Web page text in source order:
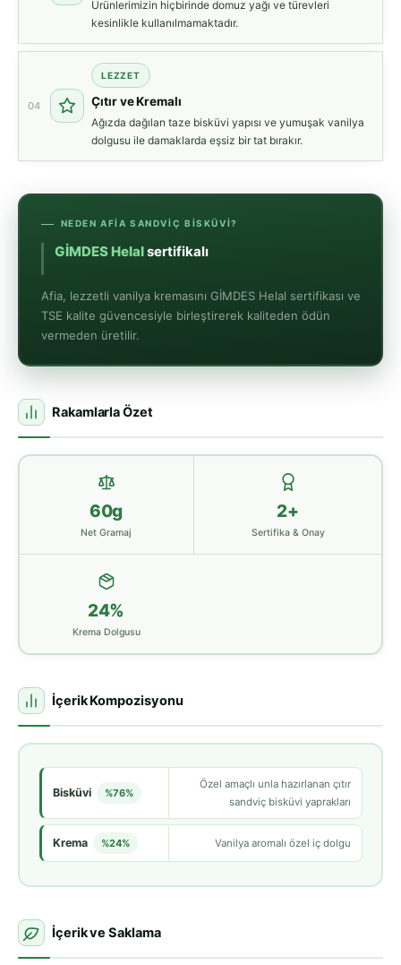
Ürünlerimizin hiçbirinde domuz yağı ve türevleri
kesinlikle kullanılmamaktadır.
04
LEZZET
Çıtır ve Kremalı
Ağızda dağılan taze bisküvi yapısı ve yumuşak vanilya
dolgusu ile damaklarda eşsiz bir tat bırakır.
NEDEN AFIA SANDVIÇ BISKÜVI?
G
Afia, lezzetli vanilya kremasını GİMDES Helal sertifikası ve
TSE kalite güvencesiyle birleştirerek kaliteden ödün
vermeden üretilir.
Rakamlarla Özet
60g
Net Gramaj
2+
Sertifika & Onay
24%
Krema Dolgusu
İçerik Kompozisyonu
Bisküvi %76%
Özel amaçlı unla hazırlanan çıtır
sandviç bisküvi yaprakları
Krema %24% Vanilya aromalı özel iç dolgu
İçerik ve Saklama